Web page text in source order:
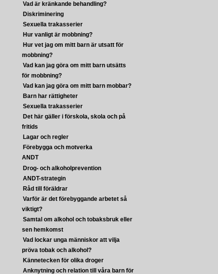
Vad är kränkande behandling?
Diskriminering
Sexuella trakasserier
Hur vanligt är mobbning?
Hur vet jag om mitt barn är utsatt för
mobbning?
Vad kan jag göra om mitt barn utsätts
för mobbning?
Vad kan jag göra om mitt barn mobbar?
Barn har rättigheter
Sexuella trakasserier
Det här gäller i förskola, skola och på
fritids
Lagar och regler
Förebygga och motverka
ANDT
Drog- och alkoholprevention
ANDT-strategin
Råd till föräldrar
Varför är det förebyggande arbetet så
viktigt?
Samtal om alkohol och tobaksbruk eller
sen hemkomst
Vad lockar unga människor att vilja
pröva tobak och alkohol?
Kännetecken för olika droger
Anknytning och relation till våra barn för